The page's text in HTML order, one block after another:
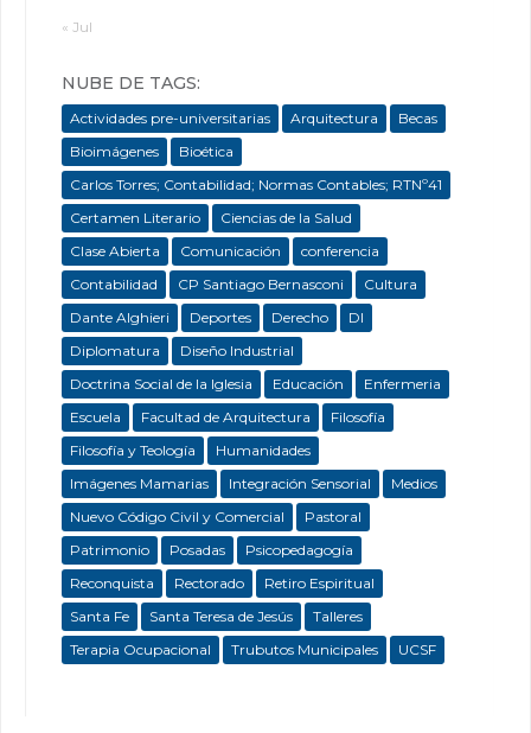
« Jul
NUBE DE TAGS:
Actividades pre-universitarias Arquitectura
Becas
Bioimágenes
Bioética
Carlos Torres; Contabilidad; Normas Contables; RTNº41
Certamen Literario
Ciencias de la Salud
Clase Abierta
Comunicación
conferencia
Contabilidad
CP Santiago Bernasconi
Cultura
Dante Alghieri
Deportes Derecho
DI
Diplomatura
Diseño Industrial
Doctrina Social de la Iglesia
Educación
Enfermeria
Escuela
Facultad de Arquitectura
Filosofía
Filosofía y Teología
Humanidades
Imágenes Mamarias
Integración Sensorial
Medios
Nuevo Código Civil y Comercial
Pastoral
Patrimonio
Posadas
Psicopedagogía
Reconquista
Rectorado
Retiro Espiritual
Santa Fe
Santa Teresa de Jesús
Talleres
Terapia Ocupacional
Trubutos Municipales UCSF